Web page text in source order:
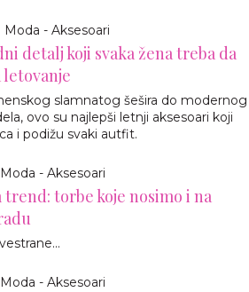
Moda - Aksesoari
detalj koji svaka žena treba da
letovanje
slamnatog šešira do modernog
ovo su najlepši letnji aksesoari koji
i podižu svaki autfit.
Moda - Aksesoari
torbe koje nosimo i na
Moda - Aksesoari